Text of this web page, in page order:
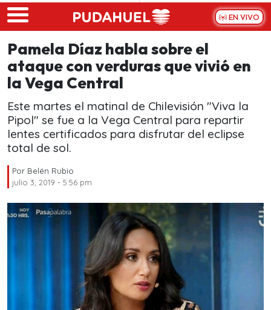
Skip to main content
EN VIVO
Pamela Díaz habla sobre el
ataque con verduras que vivió en
la Vega Central
Este martes el matinal de Chilevisión "Viva la
Pipol" se fue a la Vega Central para repartir
lentes certificados para disfrutar del eclipse
total de sol.
Por Belén Rubio
julio 3, 2019 - 5:56 pm